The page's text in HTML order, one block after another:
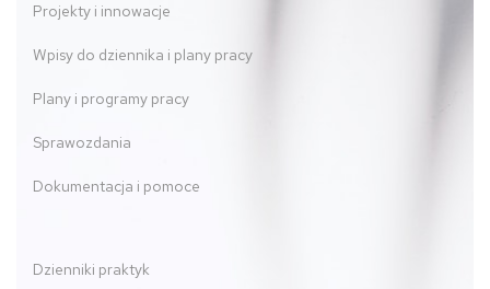
Projekty i innowacje
Wpisy do dziennika i plany pracy
Plany i programy pracy
Sprawozdania
Dokumentacja i pomoce
Dzienniki praktyk